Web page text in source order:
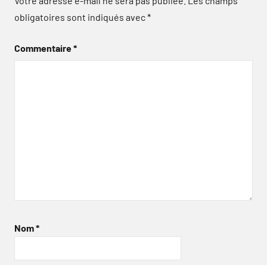
obligatoires sont indiqués avec*
Commentaire*
Nom*